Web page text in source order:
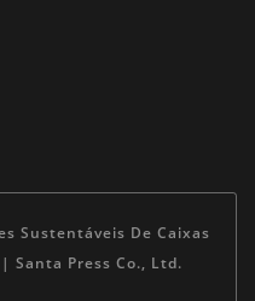
Sustentáveis De Caixas
Santa Press Co., Ltd.